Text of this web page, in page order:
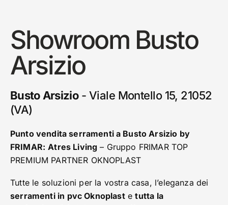
Showroom Busto
Arsizio
Busto Arsizio- Viale Montello 15, 21052
(VA)
Punto vendita serramenti a Busto Arsizio by
FRIMAR: Atres Living – Gruppo FRIMAR TOP
PREMIUM PARTNER OKNOPLAST
Tutte le soluzioni per la vostra casa, l’eleganza dei
serramenti in pvc Oknoplastetutta la